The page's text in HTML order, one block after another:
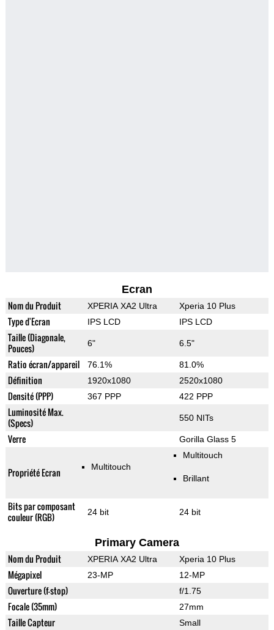
Ecran
Nom du Produit XPERIA XA2 Ultra Xperia 10 Plus
Type d'Ecran IPS LCD IPS LCD
Taille (Diagonale,
Pouces)
6" 6.5"
Ratio écran/appareil 76.1% 81.0%
Définition 1920x1080 2520x1080
Densité (PPP) 367 PPP 422 PPP
Luminosité Max.
(Specs)
550 NITs
Verre Gorilla Glass 5
Propriété Ecran Multitouch
Multitouch
Brillant
Bits par composant
couleur (RGB)
24 bit 24 bit
Primary Camera
Nom du Produit XPERIA XA2 Ultra Xperia 10 Plus
Mégapixel 23-MP 12-MP
Ouverture (f-stop) f/1.75
Focale (35mm) 27mm
Taille Capteur Small